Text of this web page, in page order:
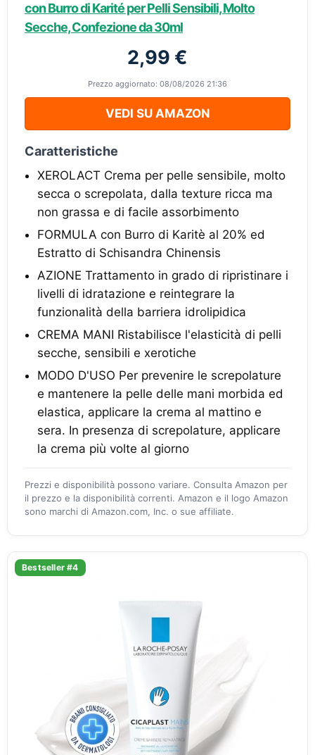
con Burro di Karité per Pelli Sensibili, Molto
Secche, Confezione da 30ml
2,99 €
Prezzo aggiornato: 08/08/2026 21:36
VEDI SU AMAZON
Caratteristiche
XEROLACT Crema per pelle sensibile, molto
secca o screpolata, dalla texture ricca ma
non grassa e di facile assorbimento
FORMULA con Burro di Karitè al 20% ed
Estratto di Schisandra Chinensis
AZIONE Trattamento in grado di ripristinare i
livelli di idratazione e reintegrare la
funzionalità della barriera idrolipidica
CREMA MANI Ristabilisce l'elasticità di pelli
secche, sensibili e xerotiche
MODO D'USO Per prevenire le screpolature
e mantenere la pelle delle mani morbida ed
elastica, applicare la crema al mattino e
sera. In presenza di screpolature, applicare
la crema più volte al giorno
Prezzi e disponibilità possono variare. Consulta Amazon per
il prezzo e la disponibilità correnti. Amazon e il logo Amazon
sono marchi di Amazon.com, Inc. o sue affiliate.
Bestseller #4